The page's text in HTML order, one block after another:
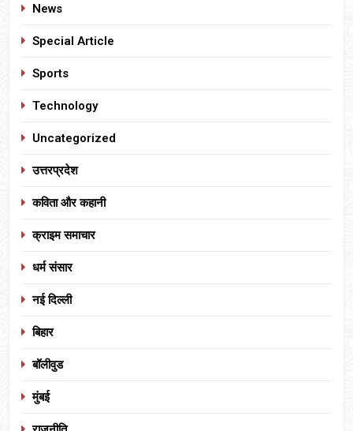
News
Special Article
Sports
Technology
Uncategorized
उत्तरप्रदेश
कविता और कहानी
क्राइम समाचार
धर्म संसार
नई दिल्ली
बिहार
बॉलीवुड
मुंबई